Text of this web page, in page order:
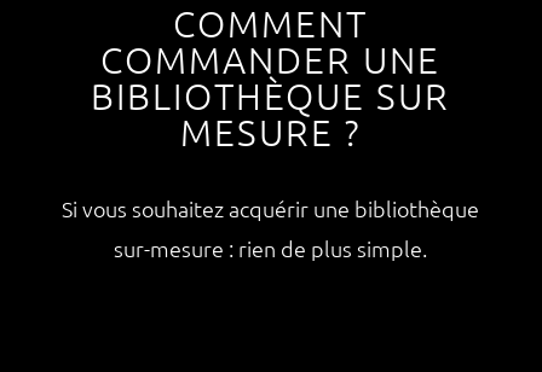
COMMENT
COMMANDER UNE
BIBLIOTHÈQUE SUR
MESURE ?
Si vous souhaitez acquérir une bibliothèque
sur-mesure : rien de plus simple.